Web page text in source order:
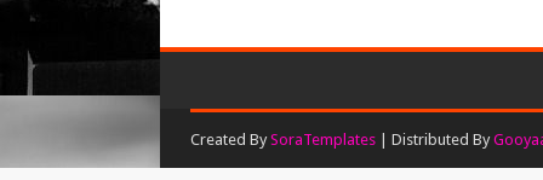
Created By SoraTemplates | Distributed By